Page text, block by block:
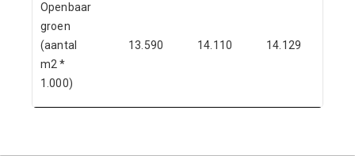
Openbaar
groen
(aantal
m2 *
1.000)
13.590 14.110 14.129